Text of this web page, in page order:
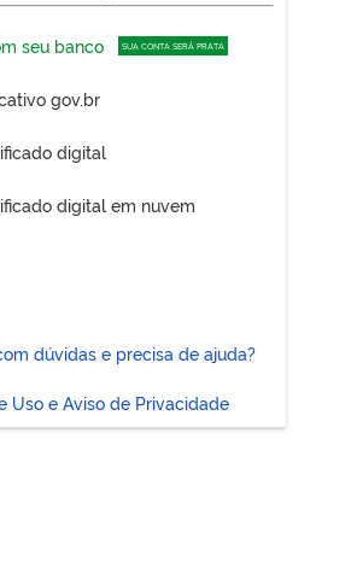
seu banco SUA CONTA SERÁ PRATA
gov.br
digital
digital em nuvem
dúvidas e precisa de ajuda?
Uso e Aviso de Privacidade